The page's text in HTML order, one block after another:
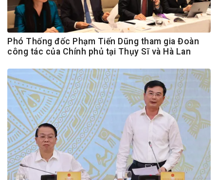
Phó Thống đốc Phạm Tiến Dũng tham gia Đoàn
công tác của Chính phủ tại Thụy Sĩ và Hà Lan